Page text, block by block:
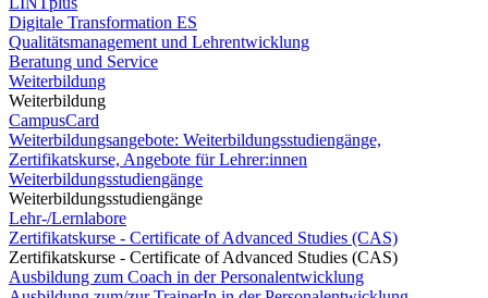
Digitale Transformation ES
Qualitätsmanagement und Lehrentwicklung
Beratung und Service
Weiterbildung
Weiterbildung
CampusCard
Weiterbildungsangebote: Weiterbildungsstudiengänge,
Zertifikatskurse, Angebote für Lehrer:innen
Weiterbildungsstudiengänge
Weiterbildungsstudiengänge
Lehr-/Lernlabore
Zertifikatskurse - Certificate of Advanced Studies (CAS)
Zertifikatskurse - Certificate of Advanced Studies (CAS)
Ausbildung zum Coach in der Personalentwicklung